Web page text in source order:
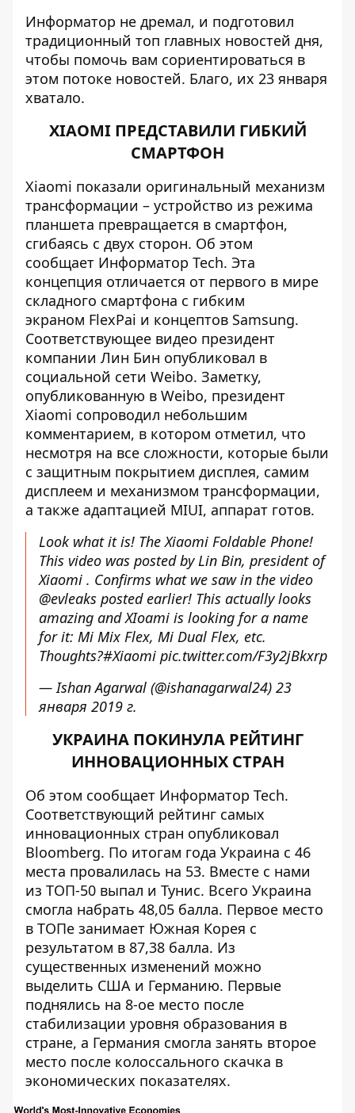
Информатор не дремал, и подготовил
традиционный топ главных новостей дня,
чтобы помочь вам сориентироваться в
этом потоке новостей. Благо, их 23 января
хватало.
XIAOMI ПРЕДСТАВИЛИ ГИБКИЙ
СМАРТФОН
Xiaomi показали оригинальный механизм
трансформации – устройство из режима
планшета превращается в смартфон,
сгибаясь с двух сторон. Об этом
сообщает Информатор Tech. Эта
концепция отличается от первого в мире
складного смартфона с гибким
экраном FlexPai и концептов Samsung.
Соответствующее видео президент
компании Лин Бин опубликовал в
социальной сети Weibo. Заметку,
опубликованную в Weibo, президент
Xiaomi сопроводил небольшим
комментарием, в котором отметил, что
несмотря на все сложности, которые были
с защитным покрытием дисплея, самим
дисплеем и механизмом трансформации,
а также адаптацией MIUI, аппарат готов.
Look what it is! The Xiaomi Foldable Phone!
This video was posted by Lin Bin, president of
Xiaomi . Confirms what we saw in the video
@evleaks posted earlier! This actually looks
amazing and XIoami is looking for a name
for it: Mi Mix Flex, Mi Dual Flex, etc.
Thoughts?#Xiaomi pic.twitter.com/F3y2jBkxrp
— Ishan Agarwal (@ishanagarwal24) 23
января 2019 г.
УКРАИНА ПОКИНУЛА РЕЙТИНГ
ИННОВАЦИОННЫХ СТРАН
Об этом сообщает Информатор Tech.
Соответствующий рейтинг самых
инновационных стран опубликовал
Bloomberg. По итогам года Украина с 46
места провалилась на 53. Вместе с нами
из ТОП-50 выпал и Тунис. Всего Украина
смогла набрать 48,05 балла. Первое место
в ТОПе занимает Южная Корея с
результатом в 87,38 балла. Из
существенных изменений можно
выделить США и Германию. Первые
поднялись на 8-ое место после
стабилизации уровня образования в
стране, а Германия смогла занять второе
место после колоссального скачка в
экономических показателях.